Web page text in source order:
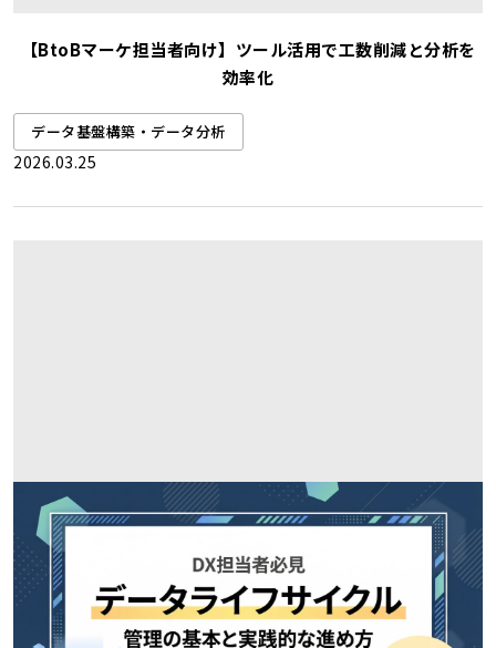
【BtoBマーケ担当者向け】ツール活用で工数削減と分析を
効率化
データ基盤構築・データ分析
2026.03.25